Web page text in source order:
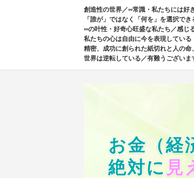
創造性の世界／∞常識・私たちには好
「誰が」ではなく「何を」を選択で
∞の叶性・好奇心旺盛な私たち／感じ
私たちの心は自由に今を表現している
精密、成功に創られた紙切れと人の命
世界は逆転している／有難うござい
お金（経
絶対に 見